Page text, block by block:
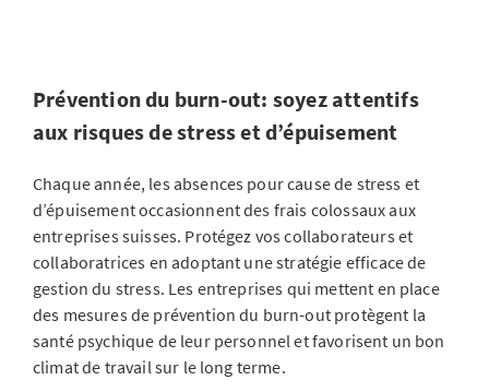
Prévention du burn-out: soyez attentifs
aux risques de stress et d’épuisement
Chaque année, les absences pour cause de stress et
d’épuisement occasionnent des frais colossaux aux
entreprises suisses. Protégez vos collaborateurs et
collaboratrices en adoptant une stratégie efficace de
gestion du stress. Les entreprises qui mettent en place
des mesures de prévention du burn-out protègent la
santé psychique de leur personnel et favorisent un bon
climat de travail sur le long terme.